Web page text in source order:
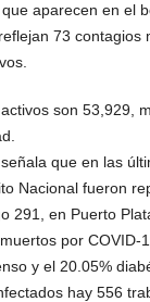
aparecen en el
73 contagios
son 53,929,
que en las
Nacional fueron
291, en Puerto
por COVID-
y el 20.05%
hay 556